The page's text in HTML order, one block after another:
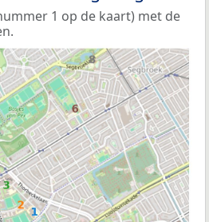
1 op de kaart) met de